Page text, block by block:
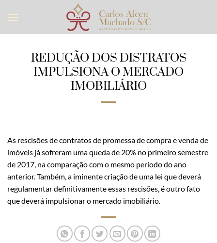
REDUÇÃO DOS DISTRATOS
IMPULSIONA O MERCADO
IMOBILIÁRIO
As rescisões de contratos de promessa de compra e venda de
imóveis já sofreram uma queda de 20% no primeiro semestre
de 2017, na comparação com o mesmo período do ano
anterior. Também, a iminente criação de uma lei que deverá
regulamentar definitivamente essas rescisões, é outro fato
que deverá impulsionar o mercado imobiliário.